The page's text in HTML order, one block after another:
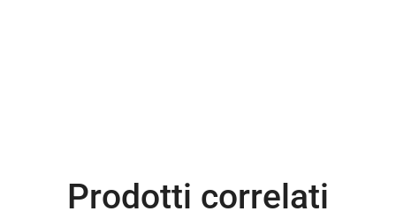
Prodotti correlati